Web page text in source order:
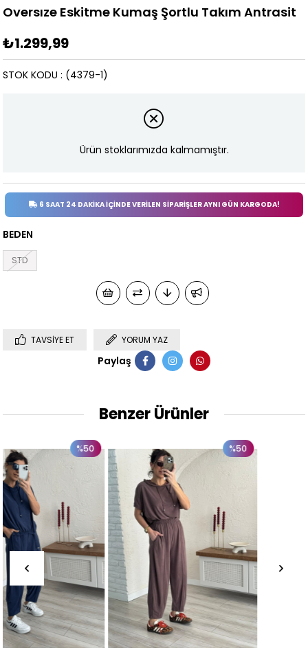
Oversıze Eskitme Kumaş Şortlu Takım Antrasit
₺1.299,99
(4379-1)
STOK KODU
Ürün stoklarımızda kalmamıştır.
6 SAAT 24 DAKİKA İÇİNDE VERİLEN SİPARİŞLER AYNI GÜN KARGODA!
BEDEN
STD
TAVSIYE ET YORUM YAZ
Paylaş
Benzer Ürünler
%50